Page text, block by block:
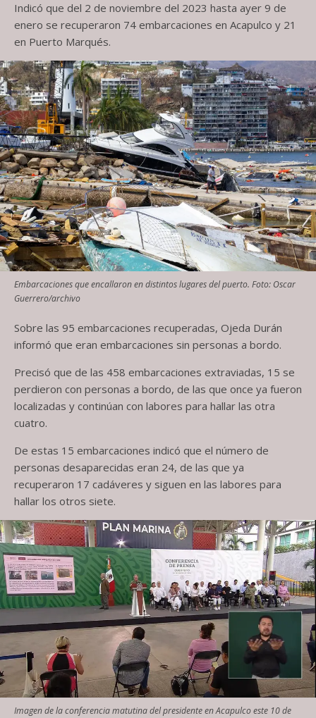
Indicó que del 2 de noviembre del 2023 hasta ayer 9 de
enero se recuperaron 74 embarcaciones en Acapulco y 21
en Puerto Marqués.
Embarcaciones que encallaron en distintos lugares del puerto. Foto: Oscar
Guerrero/archivo
Sobre las 95 embarcaciones recuperadas, Ojeda Durán
informó que eran embarcaciones sin personas a bordo.
Precisó que de las 458 embarcaciones extraviadas, 15 se
perdieron con personas a bordo, de las que once ya fueron
localizadas y continúan con labores para hallar las otra
cuatro.
De estas 15 embarcaciones indicó que el número de
personas desaparecidas eran 24, de las que ya
recuperaron 17 cadáveres y siguen en las labores para
hallar los otros siete.
Imagen de la conferencia matutina del presidente en Acapulco este 10 de